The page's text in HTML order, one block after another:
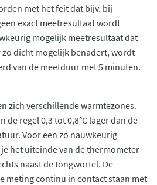
met het feit dat bijv. bij
exact meetresultaat wordt
mogelijk meetresultaat dat
dicht mogelijk benadert, wordt
van de meetduur met 5 minuten.
zich verschillende warmtezones.
de regel 0,3 tot 0,8°C lager dan de
Voor een zo nauwkeurig
het uiteinde van de thermometer
naast de tongwortel. De
meting continu in contact staan met